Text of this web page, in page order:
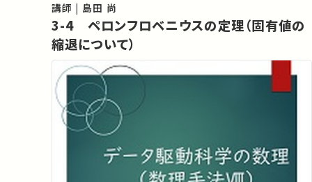
講師 | 島田 尚
3-4 ペロンフロベニウスの定理（固有値の
縮退について）